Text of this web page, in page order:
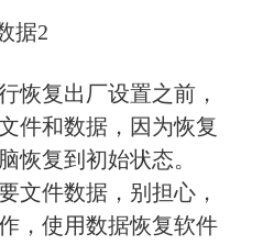
恢复出厂设置之前，
件和数据，因为恢复
恢复到初始状态。
文件数据，别担心，
，使用数据恢复软件